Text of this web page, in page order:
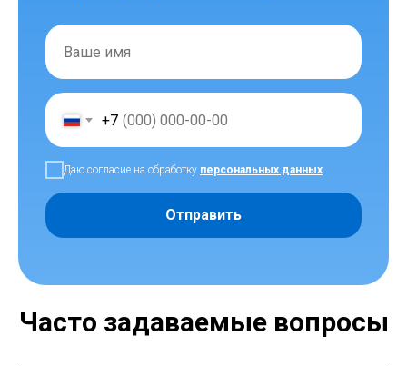
+7
Даю согласие на обработку персональных данных
Отправить
Часто задаваемые вопросы